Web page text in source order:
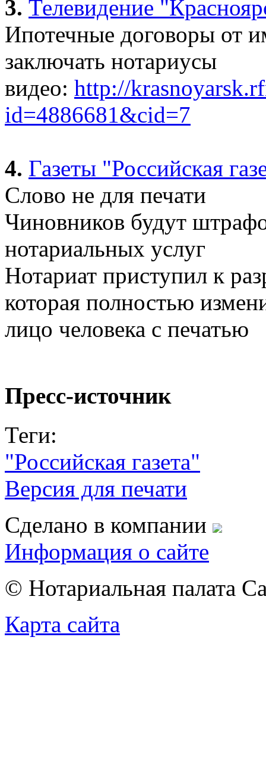
3. Телевидение
Ипотечные договоры от
заключать нотариусы
видео: http://
id=4886681&cid=7
4. Газеты "Российская
Слово не для печати
Чиновников будут
нотариальных услуг
Нотариат приступил к
которая полностью
лицо человека с печатью
Пресс-источник
Теги:
"Российская газета"
Версия для печати
Сделано в компании
Информация о сайте
© Нотариальная палата
Карта сайта